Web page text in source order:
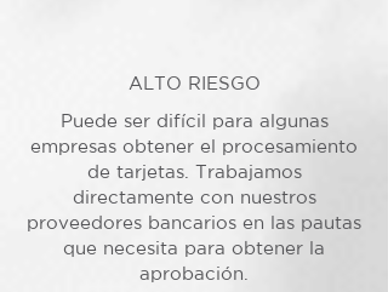
ALTO RIESGO
Puede ser difícil para algunas
empresas obtener el procesamiento
de tarjetas. Trabajamos
directamente con nuestros
proveedores bancarios en las pautas
que necesita para obtener la
aprobación.